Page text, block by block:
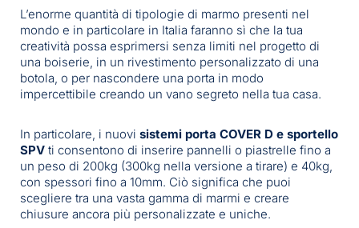
L’enorme quantità di tipologie di marmo presenti nel
mondo e in particolare in Italia faranno sì che la tua
creatività possa esprimersi senza limiti nel progetto di
una boiserie, in un rivestimento personalizzato di una
botola, o per nascondere una porta in modo
impercettibile creando un vano segreto nella tua casa.
In particolare, i nuovi sistemi porta COVER D e sportello
SPV ti consentono di inserire pannelli o piastrelle fino a
un peso di 200kg (300kg nella versione a tirare) e 40kg,
con spessori fino a 10mm. Ciò significa che puoi
scegliere tra una vasta gamma di marmi e creare
chiusure ancora più personalizzate e uniche.